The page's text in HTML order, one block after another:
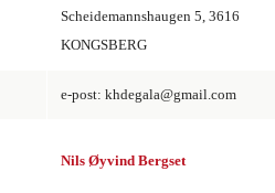
Scheidemannshaugen 5, 3616
KONGSBERG
e-post: khdegala@gmail.com
Nils Øyvind Bergset